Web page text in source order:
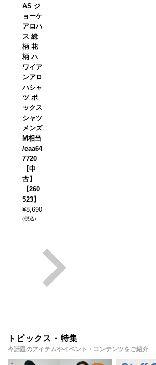
AS ジ
ョーケ
アロハ
ス 総
柄 花
柄 ハ
ワイア
ンアロ
ハシャ
ツ ボ
ックス
シャツ
メンズ
M相当
/eaa64
7720
【中
古】
【260
523】
¥8,690
(税込)
トピックス・特集
今話題のアイテムやイベント・コンテンツをご紹介